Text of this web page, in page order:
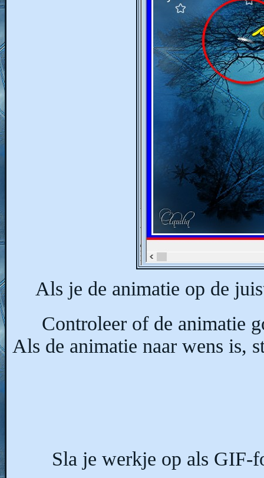
Als je de animatie op de
Controleer of de animatie
Als de animatie naar wens is,
Sla je werkje op als GIF-